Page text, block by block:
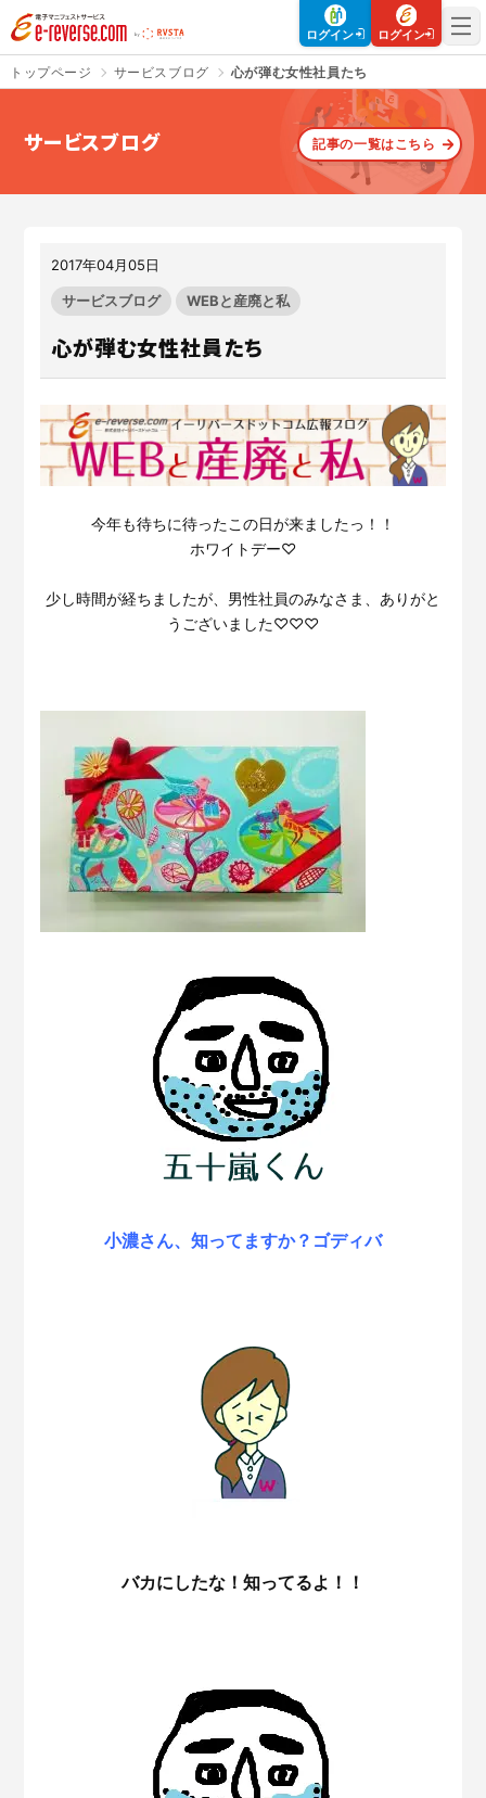
電子マニフェストサービス | e-reverse.com（イーリバースドットコ
ログイン ログイン
さよなら、紙マニフェスト
サービスサイトを見る
建設現場をICTでスマートに
入退場も、調整会議も、もっと
Buildeeと連携した機器及びシス
テムを提供するサービスです。
サービスサイトを見る
CO₂排出量を「見える化」して
建設業界に特化したCO₂排出量
の算出・可視化が可能な新しい
クラウドサービスです。
サービスサイトを見る
施工管理業務の標準化と ノウハ
ウ継承を支援するサービスで
タチに。
元請会社の裁量で独自のポイン
トップページ サービスブログ 心が弾む女性社員たち
サービスブログ 記事の一覧はこちら
2017年04月05日
サービスブログ WEBと産廃と私
心が弾む女性社員たち
今年も待ちに待ったこの日が来ましたっ！！
ホワイトデー♡
少し時間が経ちましたが、男性社員のみなさま、ありがと
うございました♡♡♡
小濃さん、知ってますか？ゴディバ
バカにしたな！知ってるよ！！